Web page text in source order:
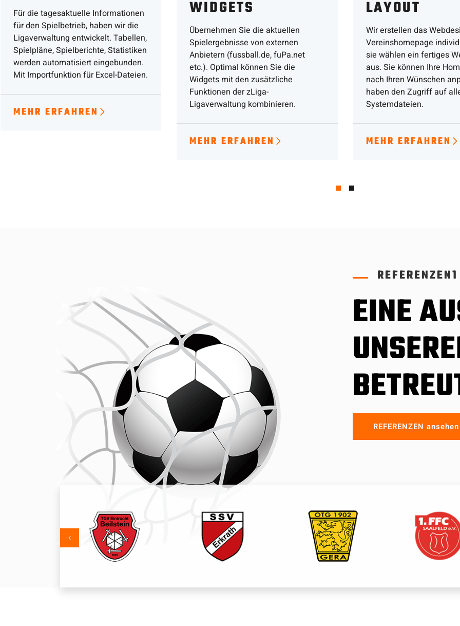
Für die tagesaktuelle Informationen
für den Spielbetrieb, haben wir die
Ligaverwaltung entwickelt. Tabellen,
Spielpläne, Spielberichte, Statistiken
werden automatisiert eingebunden.
Mit Importfunktion für Excel-Dateien.
MEHR ERFAHREN
WIDGETS
Übernehmen Sie die aktuellen
Spielergebnisse von externen
Anbietern (fussball.de, fuPa.net
etc.). Optimal können Sie die
Widgets mit den zusätzliche
Funktionen der zLiga-
Ligaverwaltung kombinieren.
MEHR ERFAHREN
LAYOUT
Wir erstellen das
Vereinshomepage
sie wählen ein fertiges
aus. Sie können Ihre
nach Ihren Wünschen
haben den Zugriff auf
Systemdateien.
MEHR ERFAHREN
REFERENZEN1
EINE
REFERENZEN